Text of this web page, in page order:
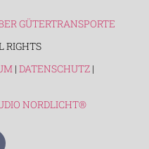
GÜTERTRANSPORTE
RIGHTS
| DATENSCHUTZ |
NORDLICHT®